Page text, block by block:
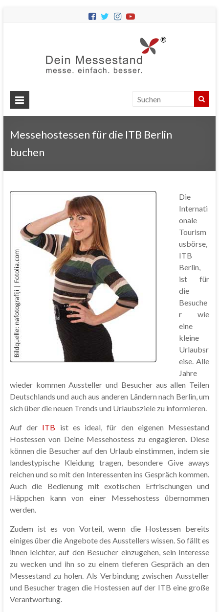
Messestände
für
Messehostessen für die ITB Berlin
buchen
Die
Internati
onale
Tourism
usbörse,
ITB
Berlin,
ist für
die
Besuche
r wie
eine
kleine
Urlaubsr
eise. Alle
Jahre
wieder kommen Aussteller und Besucher aus allen Teilen
Deutschlands und auch aus anderen Ländern nach Berlin, um
sich über die neuen Trends und Urlaubsziele zu informieren.
Auf der ITB ist es ideal, für den eigenen Messestand
Hostessen von Deine Messehostess zu engagieren. Diese
können die Besucher auf den Urlaub einstimmen, indem sie
landestypische Kleidung tragen, besondere Give aways
reichen und so mit den Interessenten ins Gespräch kommen.
Auch die Bedienung mit exotischen Erfrischungen und
Häppchen kann von einer Messehostess übernommen
werden.
Zudem ist es von Vorteil, wenn die Hostessen bereits
einiges über die Angebote des Ausstellers wissen. So fällt es
ihnen leichter, auf den Besucher einzugehen, sein Interesse
zu wecken und ihn so zu einem tieferen Gespräch an den
Messestand zu holen. Als Verbindung zwischen Aussteller
und Besucher tragen die Hostessen auf der ITB eine große
Verantwortung.